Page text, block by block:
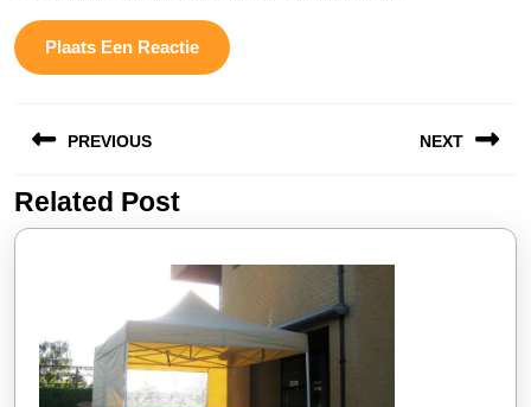
PREVIOUS
Vorige
bericht:
NEXT
bericht:
Related Post